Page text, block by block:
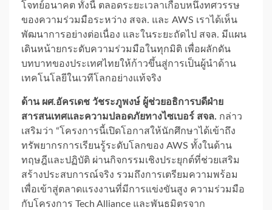
โจทย์อนาคต ทั้งนี้ ตลอดระยะเวลาเกือบหนึ่งทศวรรษ
ของความร่วมมือระหว่าง สจล. และ AWS เราได้เห็น
พัฒนาการอย่างต่อเนื่อง และในระยะถัดไป สจล. มีแผน
เดินหน้ายกระดับความร่วมมือในทุกมิติ เพื่อผลักดัน
บทบาทของประเทศไทยให้ก้าวขึ้นสู่การเป็นผู้นำด้าน
เทคโนโลยีในเวทีโลกอย่างแท้จริง
ด้าน ผศ.อัครเดช วัชระภูพงษ์ ผู้ช่วยอธิการบดีฝ่าย
สารสนเทศและความปลอดภัยทางไซเบอร์ สจล. กล่าว
เสริมว่า “โครงการนี้เปิดโอกาสให้นักศึกษาได้เข้าถึง
ทรัพยากรการเรียนรู้ระดับโลกของ AWS ทั้งในด้าน
ทฤษฎีและปฏิบัติ ผ่านกิจกรรมเชิงประยุกต์ที่ช่วยเสริม
สร้างประสบการณ์จริง รวมถึงการเตรียมความพร้อม
เพื่อเข้าสู่ตลาดแรงงานที่มีการแข่งขันสูง ความร่วมมือ
กับโครงการ Tech Alliance และพันธมิตรจาก